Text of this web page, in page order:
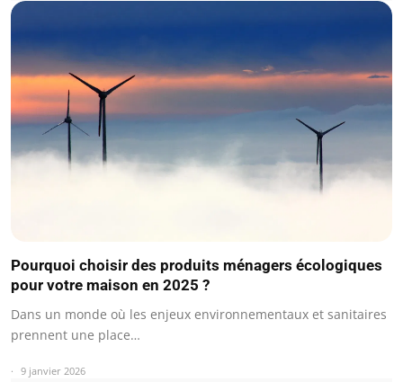
Pourquoi choisir des produits ménagers écologiques
pour votre maison en 2025 ?
Dans un monde où les enjeux environnementaux et sanitaires
prennent une place…
9 janvier 2026